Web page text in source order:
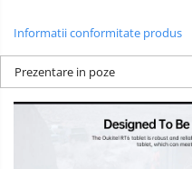
Informatii conformitate produs
Prezentare in poze